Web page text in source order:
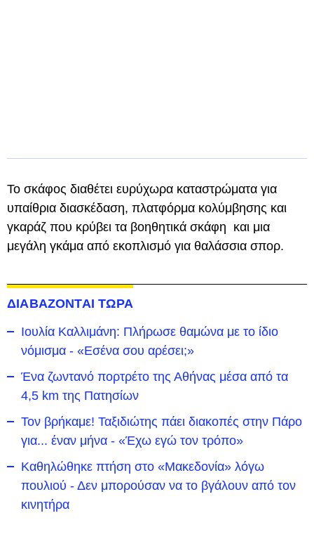
Το σκάφος διαθέτει ευρύχωρα καταστρώματα για
υπαίθρια διασκέδαση, πλατφόρμα κολύμβησης και
γκαράζ που κρύβει τα βοηθητικά σκάφη και μια
μεγάλη γκάμα από εκοπλισμό για θαλάσσια σπορ.
ΔΙΑΒΑΖΟΝΤΑΙ ΤΩΡΑ
Ιουλία Καλλιμάνη: Πλήρωσε θαμώνα με το ίδιο
νόμισμα - «Εσένα σου αρέσει;»
Ένα ζωντανό πορτρέτο της Αθήνας μέσα από τα
4,5 km της Πατησίων
Τον βρήκαμε! Ταξιδιώτης πάει διακοπές στην Πάρο
για... έναν μήνα - «Έχω εγώ τον τρόπο»
Καθηλώθηκε πτήση στο «Μακεδονία» λόγω
πουλιού - Δεν μπορούσαν να το βγάλουν από τον
κινητήρα